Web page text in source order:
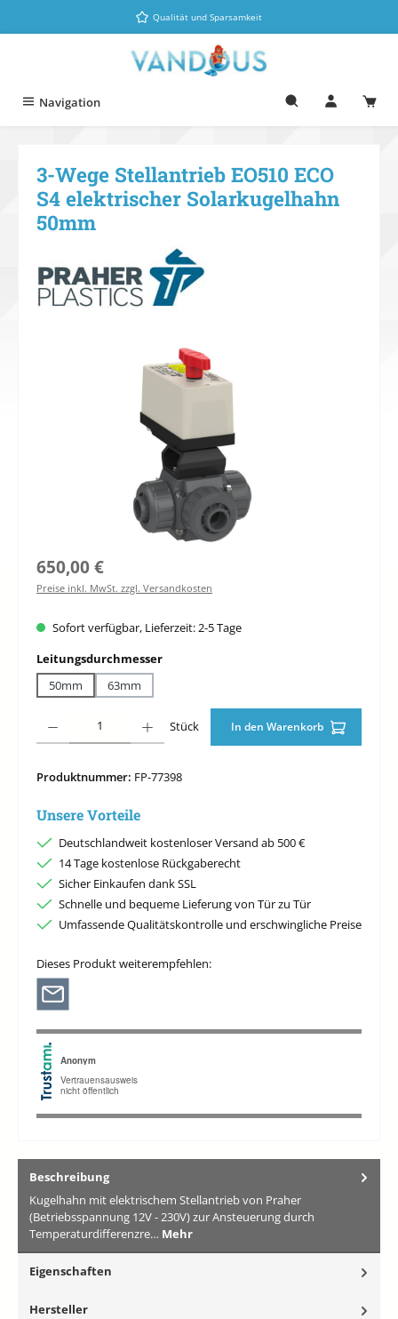
Zum Hauptinhalt springenQualität und Sparsamkeit
Navigation
3-Wege Stellantrieb EO510 ECO
S4 elektrischer Solarkugelhahn
50mm
Regulärer Preis:
650,00 €
Preise inkl. MwSt. zzgl. Versandkosten
Sofort verfügbar, Lieferzeit: 2-5 Tage
Leitungsdurchmesserauswählen
50mm
63mm
Stück In den Warenkorb
Produktnummer: FP-77398
Unsere Vorteile
Deutschlandweit kostenloser Versand ab 500 €
14 Tage kostenlose Rückgaberecht
Sicher Einkaufen dank SSL
Schnelle und bequeme Lieferung von Tür zu Tür
Umfassende Qualitätskontrolle und erschwingliche Preise
Dieses Produkt weiterempfehlen:
Beschreibung
Kugelhahn mit elektrischem Stellantrieb von Praher
(Betriebsspannung 12V - 230V) zur Ansteuerung durch
Temperaturdifferenzre… Mehr
Eigenschaften
Hersteller